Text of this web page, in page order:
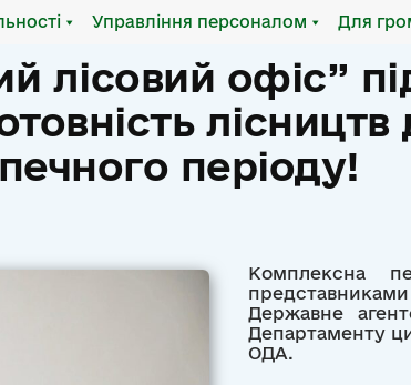
Управління персоналом Для
лісовий офіс”
лісництв
періоду!
Комплексна
Державне
Департаменту
ОДА.